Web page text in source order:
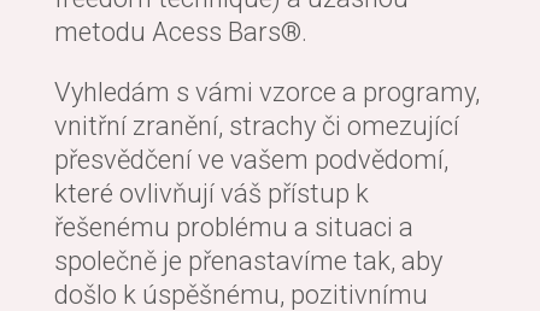
metodu Acess Bars®.
Vyhledám s vámi vzorce a programy,
vnitřní zranění, strachy či omezující
přesvědčení ve vašem podvědomí,
které ovlivňují váš přístup k
řešenému problému a situaci a
společně je přenastavíme tak, aby
došlo k úspěšnému, pozitivnímu